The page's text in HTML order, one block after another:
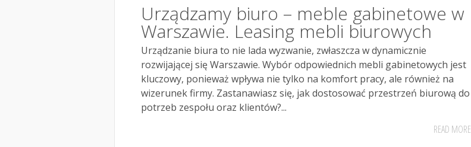
Urządzamy biuro – meble gabinetowe w
Warszawie. Leasing mebli biurowych
Urządzanie biura to nie lada wyzwanie, zwłaszcza w dynamicznie
rozwijającej się Warszawie. Wybór odpowiednich mebli gabinetowych jest
kluczowy, ponieważ wpływa nie tylko na komfort pracy, ale również na
wizerunek firmy. Zastanawiasz się, jak dostosować przestrzeń biurową do
potrzeb zespołu oraz klientów?...
READ MORE